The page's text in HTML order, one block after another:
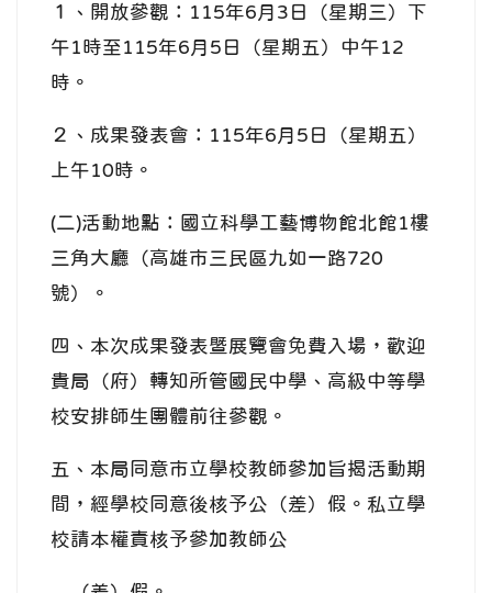
１、開放參觀：115年6月3日（星期三）下
午1時至115年6月5日（星期五）中午12
時。
２、成果發表會：115年6月5日（星期五）
上午10時。
(二)活動地點：國立科學工藝博物館北館1樓
三角大廳（高雄市三民區九如一路720
號）。
四、本次成果發表暨展覽會免費入場，歡迎
貴局（府）轉知所管國民中學、高級中等學
校安排師生團體前往參觀。
五、本局同意市立學校教師參加旨揭活動期
間，經學校同意後核予公（差）假。私立學
校請本權責核予參加教師公